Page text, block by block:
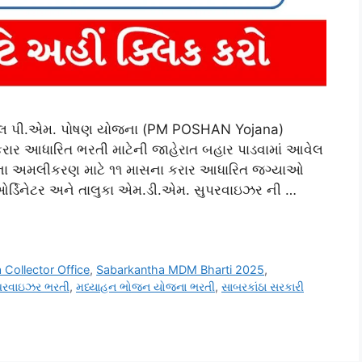
પી.એમ. પોષણ યોજના (PM POSHAN Yojana)
આધારિત ભરતી માટેની જાહેરાત બહાર પાડવામાં આવેલ
માટે ૧૧ માસના કરાર આધારિત જગ્યાઓ
અને તાલુકા એમ.ડી.એમ. સુપરવાઇઝર ની …
Collector Office, Sabarkantha MDM Bharti 2025,
ભરતી, મધ્યાહન ભોજન યોજના ભરતી, સાબરકાંઠા સરકારી